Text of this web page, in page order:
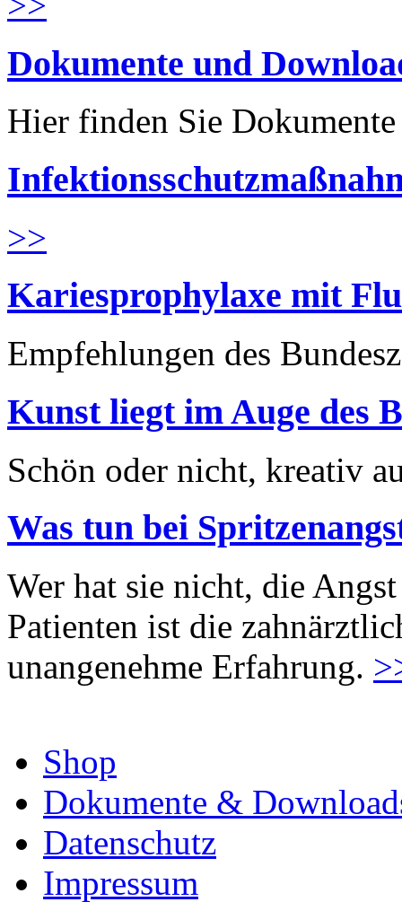
Dokumente und
Hier finden Sie
>>
Kariesprophylaxe mit
Empfehlungen des
Kunst liegt im Auge des
Schön oder nicht, kreativ
Was tun bei
Wer hat sie nicht, die
Patienten ist die
unangenehme Erfahrung.
Shop
Dokumente &
Datenschutz
Impressum